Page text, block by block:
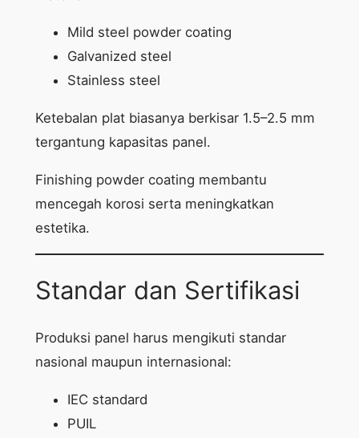
Mild steel powder coating
Galvanized steel
Stainless steel
Ketebalan plat biasanya berkisar 1.5–2.5 mm
tergantung kapasitas panel.
Finishing powder coating membantu
mencegah korosi serta meningkatkan
estetika.
Standar dan Sertifikasi
Produksi panel harus mengikuti standar
nasional maupun internasional:
IEC standard
PUIL